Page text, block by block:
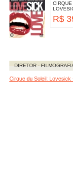
R$
DIRETOR -
Cirque du Soleil: Lovesick